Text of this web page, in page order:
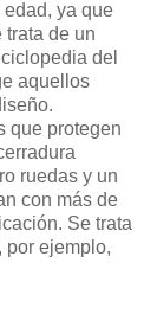
ya que
trata de un
del
aquellos
que protegen
ruedas y un
con más de
Se trata
por ejemplo,